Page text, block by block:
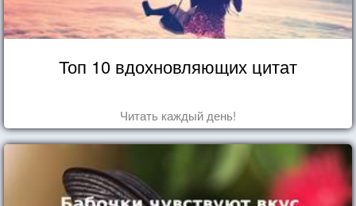
Топ 10 вдохновляющих цитат
Читать каждый день!